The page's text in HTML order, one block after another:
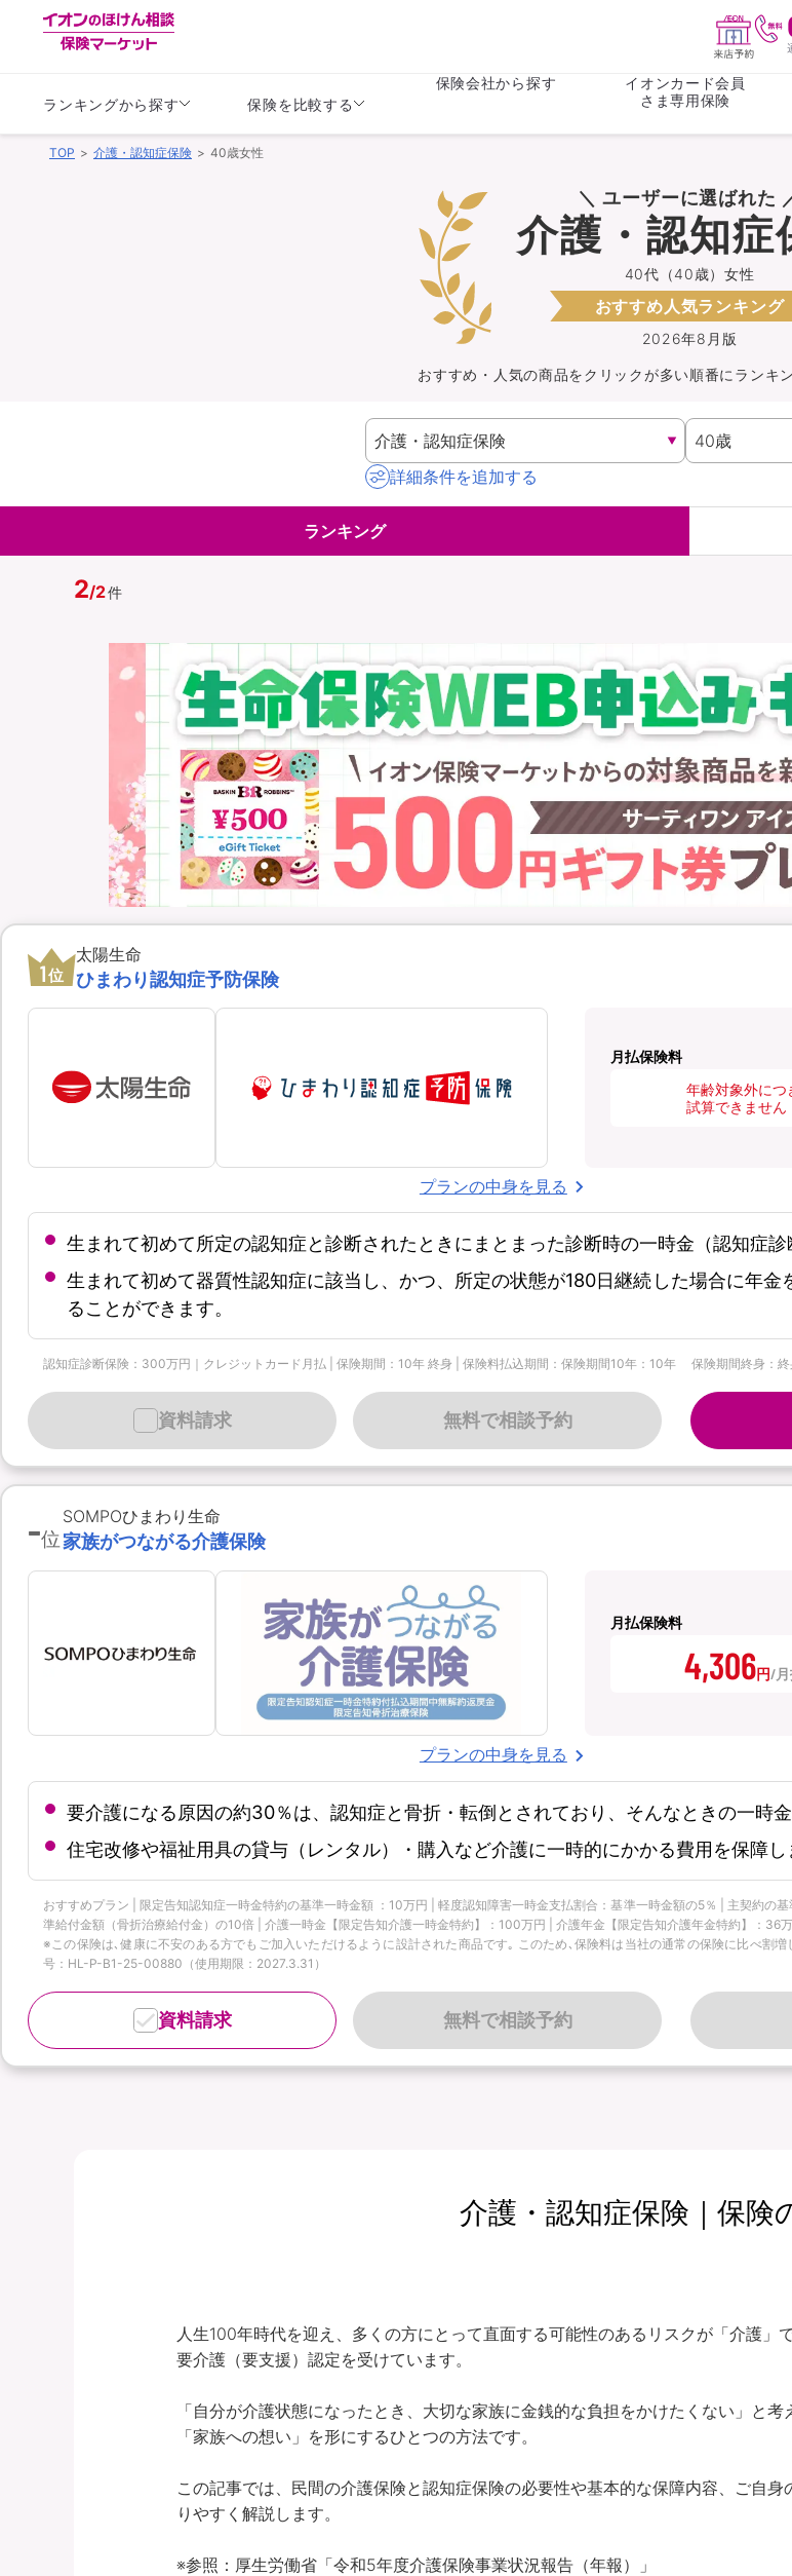
ランキングから探す
がん保険
持病がある方向け
持病がある方向け
バイク保険
ペット保険
スマホ保険
イオンカード会員さま
専用保険（損害保険）
WAON POINT還元型保険
保険を比較する
がん保険
収入保障保険
保険会社から探す
イオンカード会員
さま専用保険
ライフステージ
TOP 介護・認知症保険 40歳女性
＼ ユーザーに選ばれた
2026年8月版
40代（40歳）女性
介護・認知症
おすすめ人気ランキング
おすすめ・人気の商品をクリックが多い順番にランキ
詳細条件を追加する
ランキング
2/2件
1位
太陽生命
ひまわり認知症予防保険
月払保険料
年齢対象外につ
試算できません
プランの中身を見る
生まれて初めて所定の認知症と診断されたときにまとまった診断時の一時金（認知症診
生まれて初めて器質性認知症に該当し、かつ、所定の状態が180日継続した場合に年
ることができます。
認知症診断保険：300万円｜クレジットカード月払 | 保険期間：10年 終身 | 保険料払込期間：保険期間10年：10年 保険期間終身：
無料で相談予約
資料請求
-位
SOMPOひまわり生命
家族がつながる介護保険
月払保険料
4,306円
プランの中身を見る
要介護になる原因の約30％は、認知症と骨折・転倒とされており、そんなときの一時金
住宅改修や福祉用具の貸与（レンタル）・購入など介護に一時的にかかる費用を保障
おすすめプラン | 限定告知認知症一時金特約の基準一時金額 ：10万円 | 軽度認知障害一時金支払割合：基準一時金額の5％ | 主契約の
準給付金額（骨折治療給付金）の10倍 | 介護一時金【限定告知介護一時金特約】：100万円 | 介護年金【限定告知介護年金特約】：36
※この保険は､健康に不安のある方でもご加入いただけるように設計された商品です｡ このため､保険料は当社の通常の保険に比べ割
号：HL-P-B1-25-00880（使用期限：2027.3.31）
無料で相談予約
資料請求
介護・認知症保険｜保険
人生100年時代を迎え、多くの方にとって直面する可能性のあるリスクが「介護
要介護（要支援）認定を受けています。
「自分が介護状態になったとき、大切な家族に金銭的な負担をかけたくない」と
「家族への想い」を形にするひとつの方法です。
この記事では、民間の介護保険と認知症保険の必要性や基本的な保障内容、ご自
りやすく解説します。
※参照：厚生労働省「令和5年度介護保険事業状況報告（年報）」